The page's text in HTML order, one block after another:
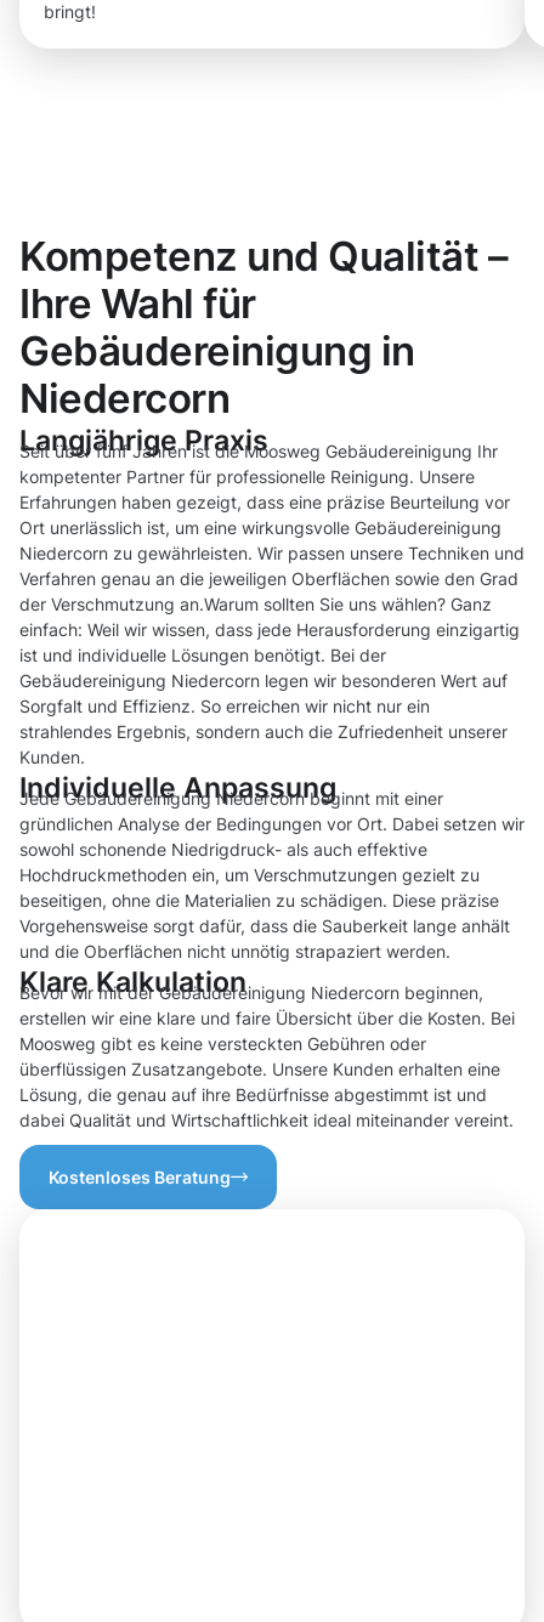
bringt!
Kompetenz und Qualität –
Ihre Wahl für
Gebäudereinigung in
Niedercorn
Langjährige Praxis
Seit über fünf Jahren ist die Moosweg Gebäudereinigung Ihr
kompetenter Partner für professionelle Reinigung. Unsere
Erfahrungen haben gezeigt, dass eine präzise Beurteilung vor
Ort unerlässlich ist, um eine wirkungsvolle Gebäudereinigung
Niedercorn zu gewährleisten. Wir passen unsere Techniken und
Verfahren genau an die jeweiligen Oberflächen sowie den Grad
der Verschmutzung an.Warum sollten Sie uns wählen? Ganz
einfach: Weil wir wissen, dass jede Herausforderung einzigartig
ist und individuelle Lösungen benötigt. Bei der
Gebäudereinigung Niedercorn legen wir besonderen Wert auf
Sorgfalt und Effizienz. So erreichen wir nicht nur ein
strahlendes Ergebnis, sondern auch die Zufriedenheit unserer
Kunden.
Individuelle Anpassung
Jede Gebäudereinigung Niedercorn beginnt mit einer
gründlichen Analyse der Bedingungen vor Ort. Dabei setzen wir
sowohl schonende Niedrigdruck- als auch effektive
Hochdruckmethoden ein, um Verschmutzungen gezielt zu
beseitigen, ohne die Materialien zu schädigen. Diese präzise
Vorgehensweise sorgt dafür, dass die Sauberkeit lange anhält
und die Oberflächen nicht unnötig strapaziert werden.
Klare Kalkulation
Bevor wir mit der Gebäudereinigung Niedercorn beginnen,
erstellen wir eine klare und faire Übersicht über die Kosten. Bei
Moosweg gibt es keine versteckten Gebühren oder
überflüssigen Zusatzangebote. Unsere Kunden erhalten eine
Lösung, die genau auf ihre Bedürfnisse abgestimmt ist und
dabei Qualität und Wirtschaftlichkeit ideal miteinander vereint.
Kostenloses Beratung